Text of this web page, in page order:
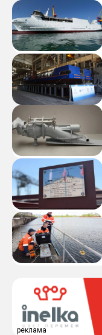
реклама